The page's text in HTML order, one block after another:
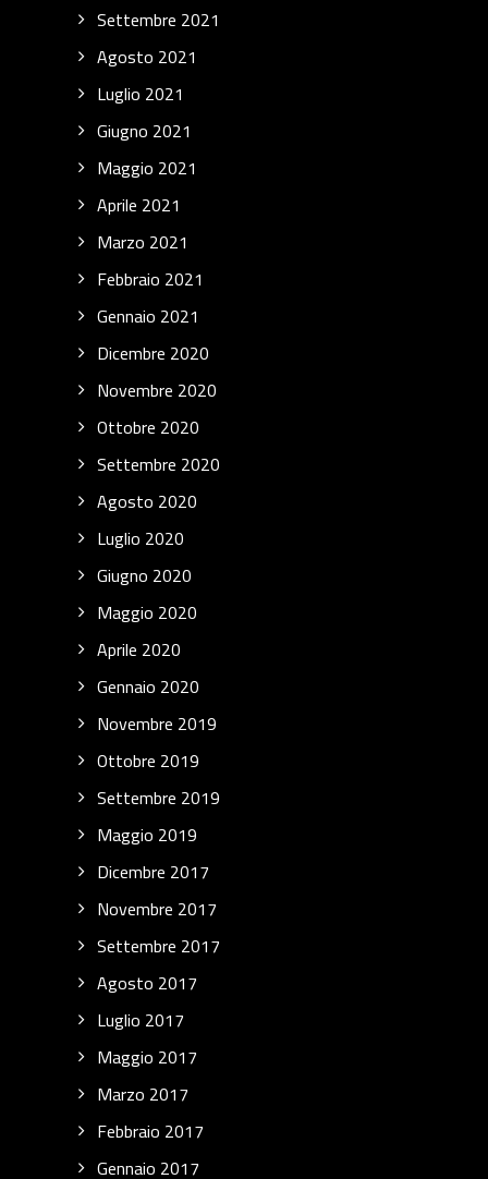
Settembre 2021
Agosto 2021
Luglio 2021
Giugno 2021
Maggio 2021
Aprile 2021
Marzo 2021
Febbraio 2021
Gennaio 2021
Dicembre 2020
Novembre 2020
Ottobre 2020
Settembre 2020
Agosto 2020
Luglio 2020
Giugno 2020
Maggio 2020
Aprile 2020
Gennaio 2020
Novembre 2019
Ottobre 2019
Settembre 2019
Maggio 2019
Dicembre 2017
Novembre 2017
Settembre 2017
Agosto 2017
Luglio 2017
Maggio 2017
Marzo 2017
Febbraio 2017
Gennaio 2017